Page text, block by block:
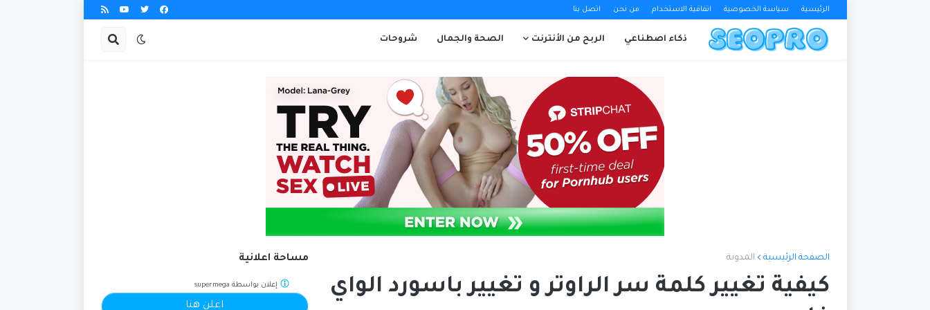
الرئيسية سياسة الخصوصية اتفاقية الاستخدام من نحن اتصل بنا
ذكاء اصطناعي الربح من الأنترنت الصحة والجمال شروحات
الصفحة الرئيسية المدونة
كيفية تغيير كلمة سر الراوتر و تغيير باسورد الواي
مساحة اعلانية
اعلن هنا
إعلان بواسطة supermega